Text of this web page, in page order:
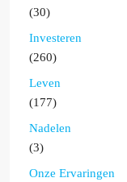
(30)
Investeren
(260)
Leven
(177)
Nadelen
(3)
Onze Ervaringen